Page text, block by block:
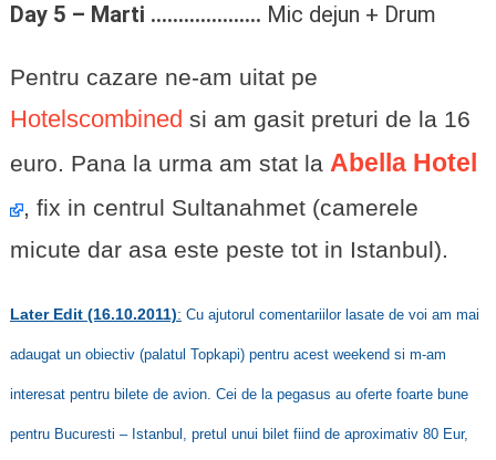
Day 5 – Marti ……………….. Mic dejun + Drum
Pentru cazare ne-am uitat pe
Hotelscombined si am gasit preturi de la 16
euro. Pana la urma am stat la Abella Hotel
, fix in centrul Sultanahmet (camerele
micute dar asa este peste tot in Istanbul).
Later Edit (16.10.2011): Cu ajutorul comentariilor lasate de voi am mai
adaugat un obiectiv (palatul Topkapi) pentru acest weekend si m-am
interesat pentru bilete de avion. Cei de la pegasus au oferte foarte bune
pentru Bucuresti – Istanbul, pretul unui bilet fiind de aproximativ 80 Eur,